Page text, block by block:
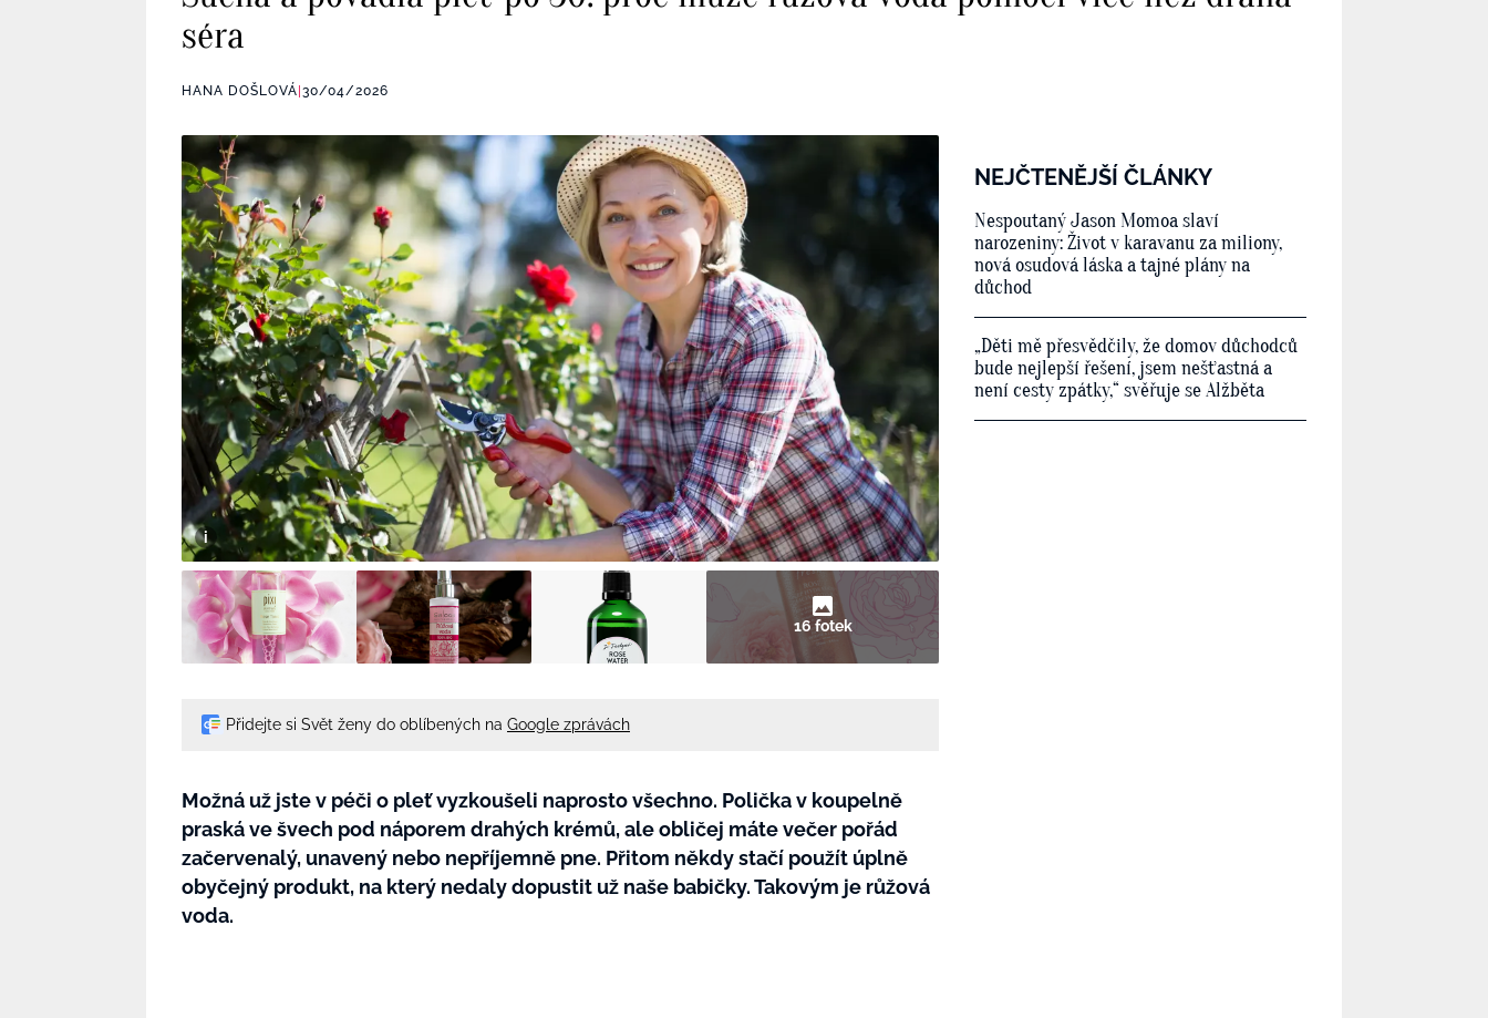
séra
HANA DOŠLOVÁ 30/04/2026
16 fotek
Přidejte si Svět ženy do oblíbených na Google zprávách
Možná už jste v péči o pleť vyzkoušeli naprosto všechno. Polička v koupelně
praská ve švech pod náporem drahých krémů, ale obličej máte večer pořád
začervenalý, unavený nebo nepříjemně pne. Přitom někdy stačí použít úplně
obyčejný produkt, na který nedaly dopustit už naše babičky. Takovým je růžová
voda.
NEJČTENĚJŠÍ ČLÁNKY
Nespoutaný Jason Momoa slaví
narozeniny: Život v karavanu za miliony,
nová osudová láska a tajné plány na
důchod
„Děti mě přesvědčily, že domov důchodců
bude nejlepší řešení, jsem nešťastná a
není cesty zpátky,“ svěřuje se Alžběta